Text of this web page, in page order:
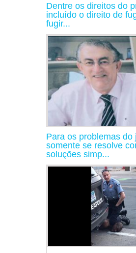
Dentre os direitos do
incluído o direito de
fugir...
Para os problemas do
somente se resolve
soluções simp...